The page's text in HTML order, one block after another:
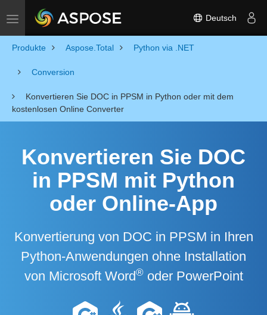
Toggle navigation Deutsch
Produkte Aspose.Total Python via .NET
Conversion
Konvertieren Sie DOC in PPSM in Python oder mit dem
kostenlosen Online Converter
Konvertieren Sie DOC
in PPSM mit Python
oder Online-App
Konvertierung von DOC in PPSM in Ihren
Python-Anwendungen ohne Installation
von Microsoft Word®oder PowerPoint